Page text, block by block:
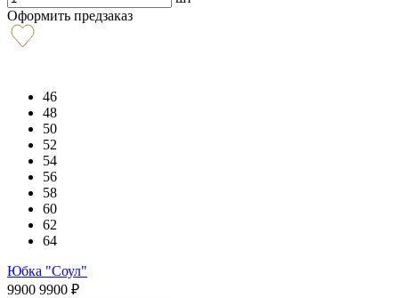
Оформить предзаказ
46
48
50
52
54
56
58
60
62
64
Юбка "Соул"
9900 9900 ₽